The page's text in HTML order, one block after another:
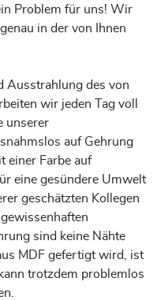
Problem für uns! Wir
in der von Ihnen
Ausstrahlung des von
wir jeden Tag voll
unserer
auf Gehrung
einer Farbe auf
eine gesündere Umwelt
geschätzten Kollegen
sind keine Nähte
MDF gefertigt wird, ist
trotzdem problemlos